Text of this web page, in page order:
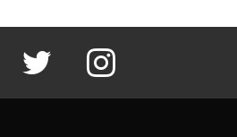
Twitter Instagram